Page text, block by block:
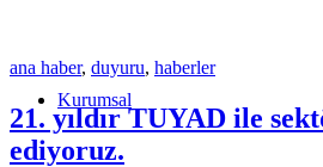
Kurumsal
ana haber, duyuru, haberler
21. yıldır TUYAD ile
ediyoruz.